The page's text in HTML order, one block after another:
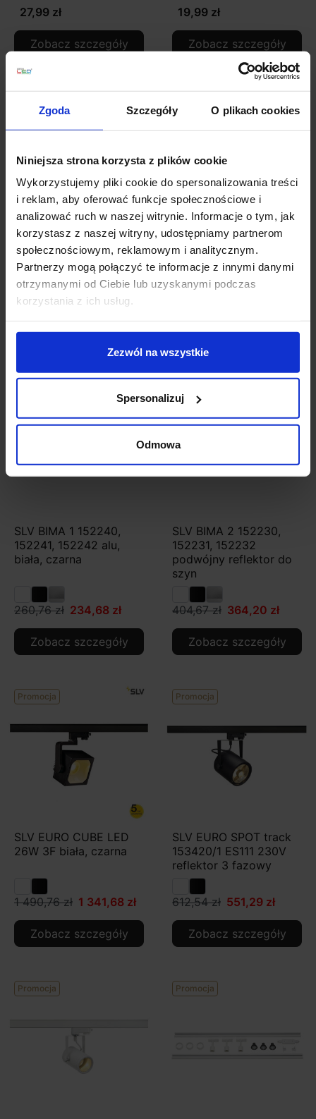
Zgoda Szczegóły O plikach cookies
Niniejsza strona korzysta z plików cookie
Wykorzystujemy pliki cookie do spersonalizowania treści
i reklam, aby oferować funkcje społecznościowe i
analizować ruch w naszej witrynie. Informacje o tym, jak
korzystasz z naszej witryny, udostępniamy partnerom
społecznościowym, reklamowym i analitycznym.
Partnerzy mogą połączyć te informacje z innymi danymi
otrzymanymi od Ciebie lub uzyskanymi podczas
korzystania z ich usług.
Zezwól na wszystkie
Spersonalizuj
Odmowa
27,99 zł
Zobacz szczegóły
19,99 zł
Zobacz szczegóły
Ściemnialna żarówka
LED Osram Gu10 5,5W
biała ciepła, naturalna
35,67 zł
Zobacz szczegóły
SLV AVO 152640/1
reflektor szynowy 230V
biały, czarny
Zobacz szczegóły
SLV BIMA 1 152240,
152241, 152242 alu,
biała, czarna
260,76 zł 234,68 zł
Zobacz szczegóły
SLV BIMA 2 152230,
152231, 152232
podwójny reflektor do
szyn
404,67 zł 364,20 zł
Zobacz szczegóły
Promocja
SLV EURO CUBE LED
26W 3F biała, czarna
1 490,76 zł 1 341,68 zł
Zobacz szczegóły
Promocja
SLV EURO SPOT track
153420/1 ES111 230V
reflektor 3 fazowy
612,54 zł 551,29 zł
Zobacz szczegóły
Promocja Promocja